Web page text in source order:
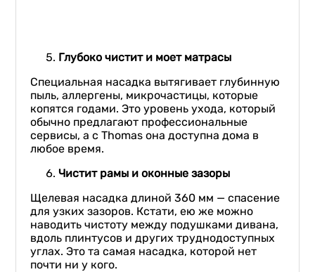
Глубоко чистит и моет матрасы
Специальная насадка вытягивает глубинную
пыль, аллергены, микрочастицы, которые
копятся годами. Это уровень ухода, который
обычно предлагают профессиональные
сервисы, а с Thomas она доступна дома в
любое время.
Чистит рамы и оконные зазоры
Щелевая насадка длиной 360 мм — спасение
для узких зазоров. Кстати, ею же можно
наводить чистоту между подушками дивана,
вдоль плинтусов и других труднодоступных
углах. Это та самая насадка, которой нет
почти ни у кого.